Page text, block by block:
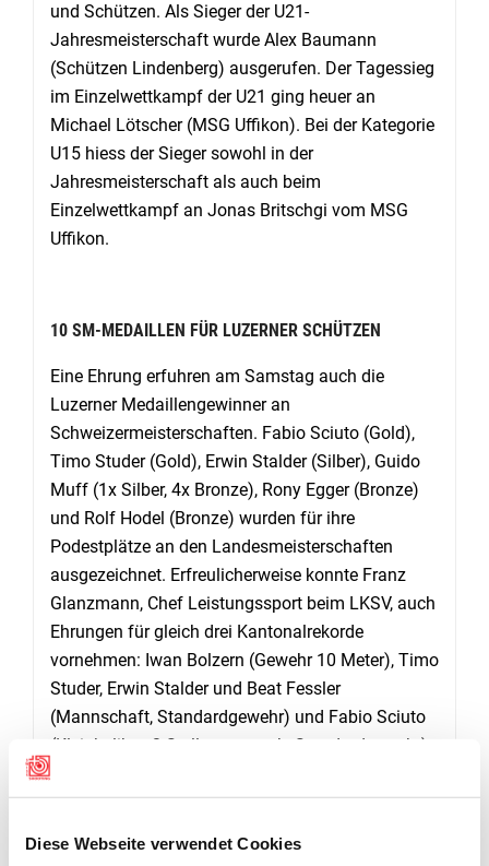
Diese Webseite verwendet Cookies
und Schützen. Als Sieger der U21-
Jahresmeisterschaft wurde Alex Baumann
(Schützen Lindenberg) ausgerufen. Der Tagessieg
im Einzelwettkampf der U21 ging heuer an
Michael Lötscher (MSG Uffikon). Bei der Kategorie
U15 hiess der Sieger sowohl in der
Jahresmeisterschaft als auch beim
Einzelwettkampf an Jonas Britschgi vom MSG
Uffikon.
10 SM-MEDAILLEN FÜR LUZERNER SCHÜTZEN
Eine Ehrung erfuhren am Samstag auch die
Luzerner Medaillengewinner an
Schweizermeisterschaften. Fabio Sciuto (Gold),
Timo Studer (Gold), Erwin Stalder (Silber), Guido
Muff (1x Silber, 4x Bronze), Rony Egger (Bronze)
und Rolf Hodel (Bronze) wurden für ihre
Podestplätze an den Landesmeisterschaften
ausgezeichnet. Erfreulicherweise konnte Franz
Glanzmann, Chef Leistungssport beim LKSV, auch
Ehrungen für gleich drei Kantonalrekorde
vornehmen: Iwan Bolzern (Gewehr 10 Meter), Timo
Studer, Erwin Stalder und Beat Fessler
(Mannschaft, Standardgewehr) und Fabio Sciuto
(Kleinkaliber, 3-Stellungsmatch, Standardgewehr)
im Jugendbereich waren erfreuliche Leistungen zu